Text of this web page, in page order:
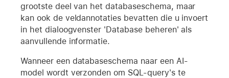
grootste deel van het databaseschema, maar
kan ook de veldannotaties bevatten die u invoert
in het dialoogvenster 'Database beheren' als
aanvullende informatie.
Wanneer een databaseschema naar een AI-
model wordt verzonden om SQL-query's te